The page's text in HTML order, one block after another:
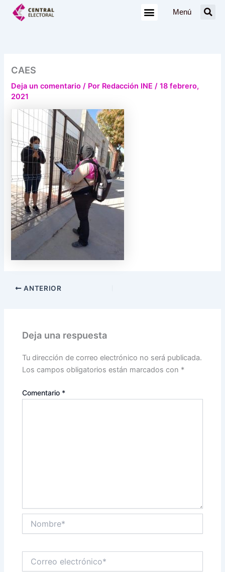
Menú
CAES
Deja un comentario / Por Redacción INE/18 febrero,
2021
ANTERIOR
Deja una respuesta
Tu dirección de correo electrónico no será publicada.
Los campos obligatorios están marcados con *
Comentario *
electrónico*